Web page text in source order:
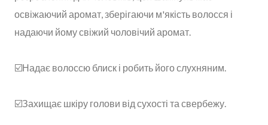
освіжаючий аромат, зберігаючи м'якість волосся і
надаючи йому свіжий чоловічий аромат.
☑️Надає волоссю блиск і робить його слухняним.
☑️Захищає шкіру голови від сухості та свербежу.